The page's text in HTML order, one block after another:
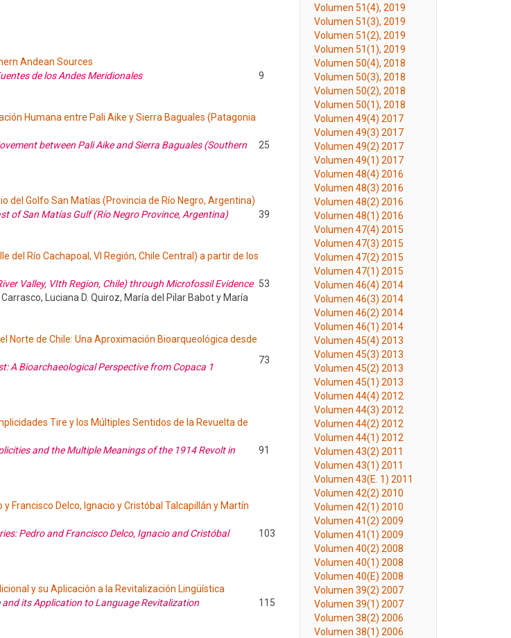
Andean Sources
de los Andes Meridionales
9
Humana entre Pali Aike y Sierra Baguales (Patagonia
between Pali Aike and Sierra Baguales (Southern
25
del Golfo San Matías (Provincia de Río Negro, Argentina)
of San Matías Gulf (Río Negro Province, Argentina)
39
del Río Cachapoal, VI Región, Chile Central) a partir de los
Valley, VIth Region, Chile) through Microfossil Evidence 53
Luciana D. Quiroz, María del Pilar Babot y María
Norte de Chile: Una Aproximación Bioarqueológica desde
A Bioarchaeological Perspective from Copaca 1
73
Tire y los Múltiples Sentidos de la Revuelta de
and the Multiple Meanings of the 1914 Revolt in
91
Francisco Delco, Ignacio y Cristóbal Talcapillán y Martín
Pedro and Francisco Delco, Ignacio and Cristóbal
103
y su Aplicación a la Revitalización Lingüística
its Application to Language Revitalization
115
Volumen 51(4), 2019
Volumen 51(3), 2019
Volumen 51(2), 2019
Volumen 51(1), 2019
Volumen 50(4), 2018
Volumen 50(3), 2018
Volumen 50(2), 2018
Volumen 50(1), 2018
Volumen 49(4) 2017
Volumen 49(3) 2017
Volumen 49(2) 2017
Volumen 49(1) 2017
Volumen 48(4) 2016
Volumen 48(3) 2016
Volumen 48(2) 2016
Volumen 48(1) 2016
Volumen 47(4) 2015
Volumen 47(3) 2015
Volumen 47(2) 2015
Volumen 47(1) 2015
Volumen 46(4) 2014
Volumen 46(3) 2014
Volumen 46(2) 2014
Volumen 46(1) 2014
Volumen 45(4) 2013
Volumen 45(3) 2013
Volumen 45(2) 2013
Volumen 45(1) 2013
Volumen 44(4) 2012
Volumen 44(3) 2012
Volumen 44(2) 2012
Volumen 44(1) 2012
Volumen 43(2) 2011
Volumen 43(1) 2011
Volumen 43(E. 1) 2011
Volumen 42(2) 2010
Volumen 42(1) 2010
Volumen 41(2) 2009
Volumen 41(1) 2009
Volumen 40(2) 2008
Volumen 40(1) 2008
Volumen 40(E) 2008
Volumen 39(2) 2007
Volumen 39(1) 2007
Volumen 38(2) 2006
Volumen 38(1) 2006